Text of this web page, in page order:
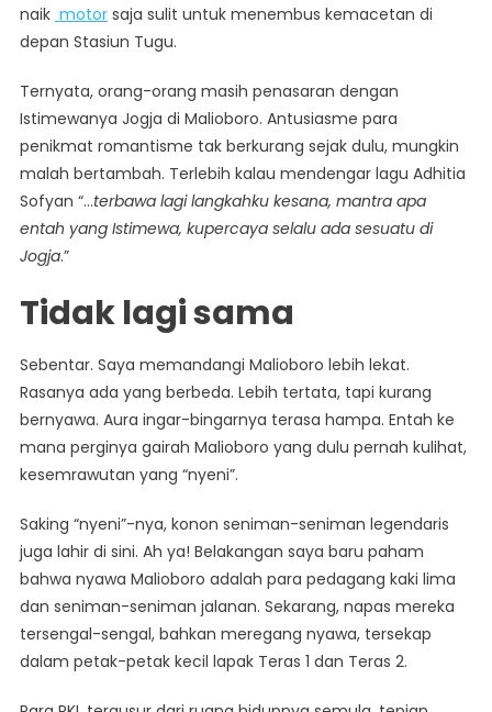
naik motorsaja sulit untuk menembus kemacetan di
depan Stasiun Tugu.
Ternyata, orang-orang masih penasaran dengan
Istimewanya Jogja di Malioboro. Antusiasme para
penikmat romantisme tak berkurang sejak dulu, mungkin
malah bertambah. Terlebih kalau mendengar lagu Adhitia
Sofyan “…terbawa lagi langkahku kesana, mantra apa
entah yang Istimewa, kupercaya selalu ada sesuatu di
Jogja.”
Tidak lagi sama
Sebentar. Saya memandangi Malioboro lebih lekat.
Rasanya ada yang berbeda. Lebih tertata, tapi kurang
bernyawa. Aura ingar-bingarnya terasa hampa. Entah ke
mana perginya gairah Malioboro yang dulu pernah kulihat,
kesemrawutan yang “nyeni”.
Saking “nyeni”-nya, konon seniman-seniman legendaris
juga lahir di sini. Ah ya! Belakangan saya baru paham
bahwa nyawa Malioboro adalah para pedagang kaki lima
dan seniman-seniman jalanan. Sekarang, napas mereka
tersengal-sengal, bahkan meregang nyawa, tersekap
dalam petak-petak kecil lapak Teras 1 dan Teras 2.